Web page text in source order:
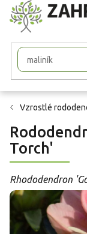
Přejít
na
obsah
Vzrostlé
Torch'
Rhododendron